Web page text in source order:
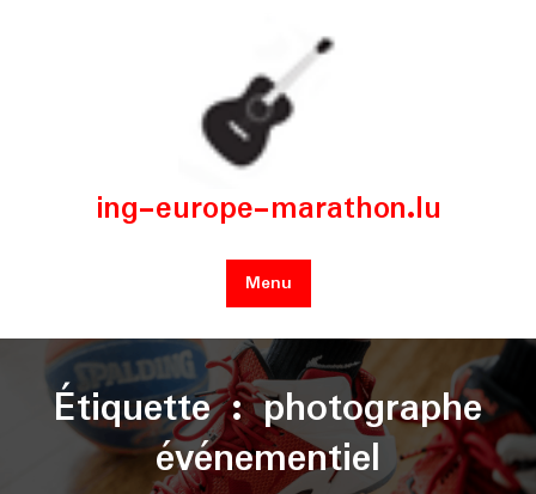
ing-europe-marathon.lu
Menu
Étiquette :photographe
événementiel